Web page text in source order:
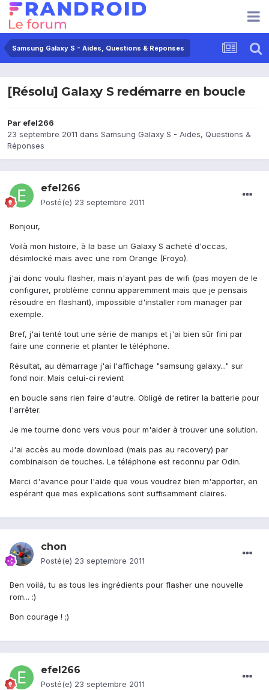
Samsung Galaxy S - Aides, Questions & Réponses
[Résolu] Galaxy S redémarre en boucle
Par efel266
23 septembre 2011 dans Samsung Galaxy S - Aides, Questions &
Réponses
efel266
Posté(e) 23 septembre 2011
Bonjour,
Voilà mon histoire, à la base un Galaxy S acheté d'occas,
désimlocké mais avec une rom Orange (Froyo).
j'ai donc voulu flasher, mais n'ayant pas de wifi (pas moyen de le
configurer, problème connu apparemment mais que je pensais
résoudre en flashant), impossible d'installer rom manager par
exemple.
Bref, j'ai tenté tout une série de manips et j'ai bien sûr fini par
faire une connerie et planter le téléphone.
Résultat, au démarrage j'ai l'affichage "samsung galaxy..." sur
fond noir. Mais celui-ci revient
en boucle sans rien faire d'autre. Obligé de retirer la batterie pour
l'arrêter.
Je me tourne donc vers vous pour m'aider à trouver une solution.
J'ai accès au mode download (mais pas au recovery) par
combinaison de touches. Le téléphone est reconnu par Odin.
Merci d'avance pour l'aide que vous voudrez bien m'apporter, en
espérant que mes explications sont suffisamment claires.
chon
Posté(e) 23 septembre 2011
Ben voilà, tu as tous les ingrédients pour flasher une nouvelle
rom... :)
Bon courage ! ;)
efel266
Posté(e) 23 septembre 2011